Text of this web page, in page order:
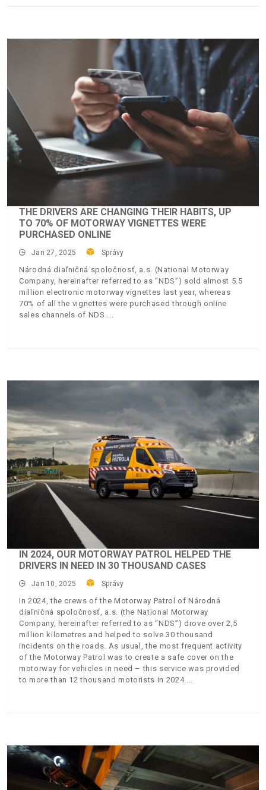
THE DRIVERS ARE CHANGING THEIR HABITS, UP
TO 70% OF MOTORWAY VIGNETTES WERE
PURCHASED ONLINE
Jan 27, 2025 Správy
Národná diaľničná spoločnosť, a.s. (National Motorway
Company, hereinafter referred to as “NDS”) sold almost 5.5
million electronic motorway vignettes last year, whereas
70% of all the vignettes were purchased through online
sales channels of NDS.
IN 2024, OUR MOTORWAY PATROL HELPED THE
DRIVERS IN NEED IN 30 THOUSAND CASES
Jan 10, 2025 Správy
In 2024, the crews of the Motorway Patrol of Národná
diaľničná spoločnosť, a.s. (the National Motorway
Company, hereinafter referred to as “NDS”) drove over 2,5
million kilometres and helped to solve 30 thousand
incidents on the roads. As usual, the most frequent activity
of the Motorway Patrol was to create a safe cover on the
motorway for vehicles in need – this service was provided
to more than 12 thousand motorists in 2024.